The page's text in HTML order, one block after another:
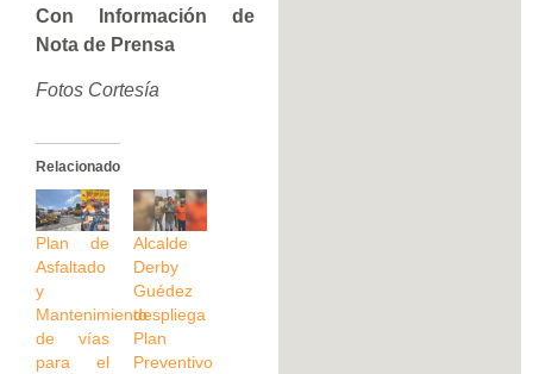
Con Información de
Nota de Prensa
Fotos Cortesía
Relacionado
Plan de
Asfaltado
y
Mantenimiento
de vías
para el
Alcalde
Derby
Guédez
despliega
Plan
Preventivo